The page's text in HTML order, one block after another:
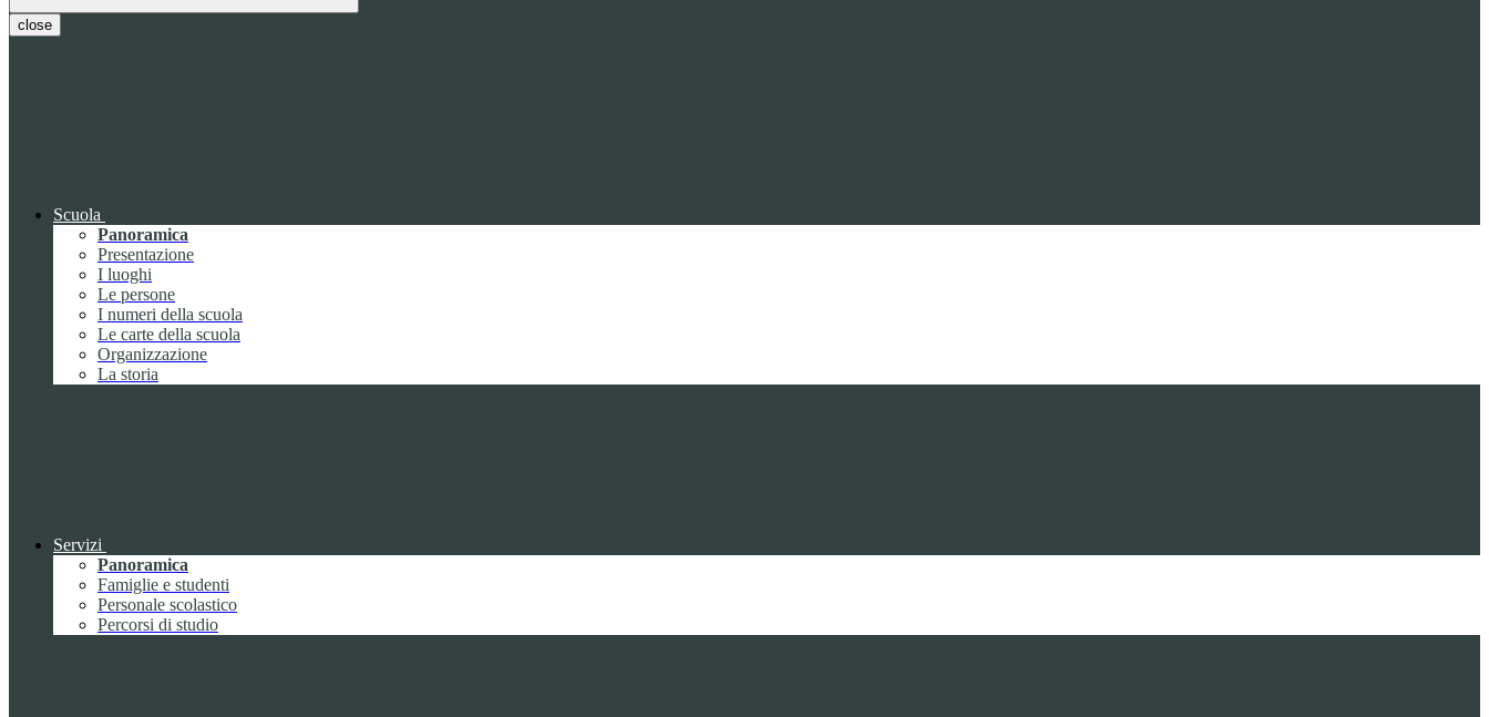
close
Scuola
Panoramica
Presentazione
I luoghi
Le persone
I numeri della scuola
Le carte della scuola
Organizzazione
La storia
Servizi
Panoramica
Famiglie e studenti
Personale scolastico
Percorsi di studio